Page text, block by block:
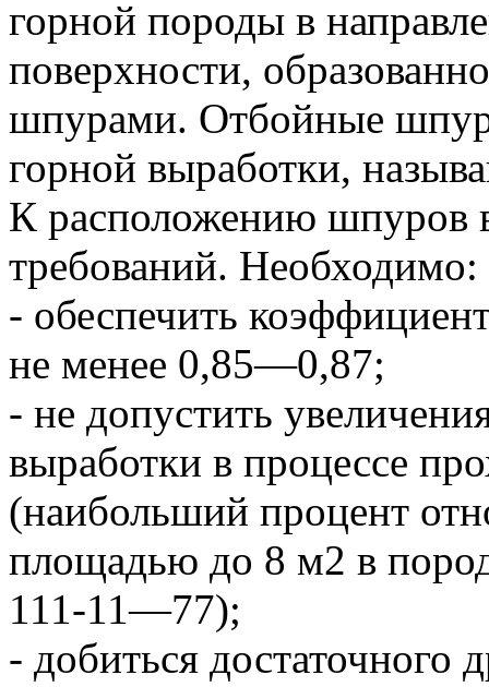
горной породы в
поверхности,
шпурами. Отбойные
горной выработки,
К расположению шпуров
требований. Необходимо:
- обеспечить
не менее 0,85—0,87;
- не допустить
выработки в процессе
(наибольший процент
площадью до 8 м2 в
111-11—77);
- добиться достаточного